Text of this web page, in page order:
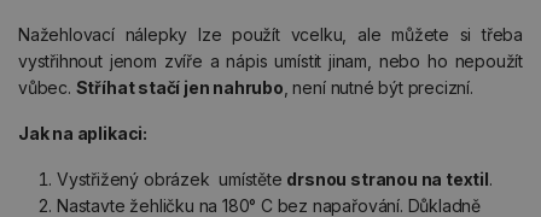
Nažehlovací nálepky lze použít vcelku, ale můžete si třeba
vystřihnout jenom zvíře a nápis umístit jinam, nebo ho nepoužít
vůbec. Stříhat stačí jen nahrubo , není nutné být precizní.
Jak na aplikaci:
Vystřižený obrázek umístěte drsnou stranou na textil.
Nastavte žehličku na 180° C bez napařování. Důkladně